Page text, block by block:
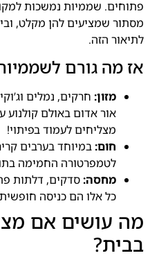
פתוחים. שממיות נמשכות
מסתור שמציעים להן מקלט,
לתיאור הזה.
אז מה גורם
מזון: חרקים, נמלים
אור אדום באולם
מצליחים לעמוד בפיתוי!
חום:במיוחד בערבים
לטמפרטורה החמימה
מחסה:סדקים, דלתות
כל אלו הם כניסה
מה עושים אם
בבית?